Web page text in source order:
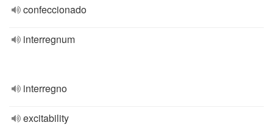
confeccionado
interregnum
interregno
excitability